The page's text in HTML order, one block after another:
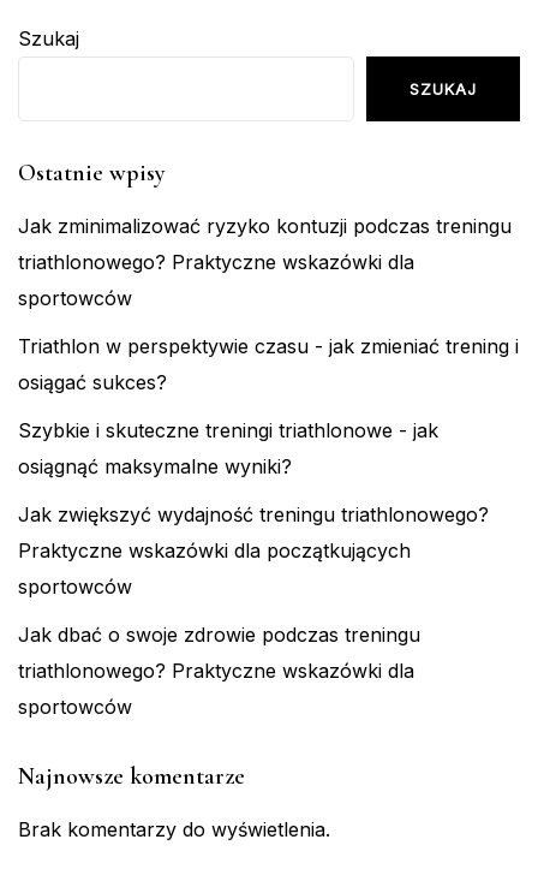
Szukaj
SZUKAJ
Ostatnie wpisy
Jak zminimalizować ryzyko kontuzji podczas treningu
triathlonowego? Praktyczne wskazówki dla
sportowców
Triathlon w perspektywie czasu - jak zmieniać trening i
osiągać sukces?
Szybkie i skuteczne treningi triathlonowe - jak
osiągnąć maksymalne wyniki?
Jak zwiększyć wydajność treningu triathlonowego?
Praktyczne wskazówki dla początkujących
sportowców
Jak dbać o swoje zdrowie podczas treningu
triathlonowego? Praktyczne wskazówki dla
sportowców
Najnowsze komentarze
Brak komentarzy do wyświetlenia.